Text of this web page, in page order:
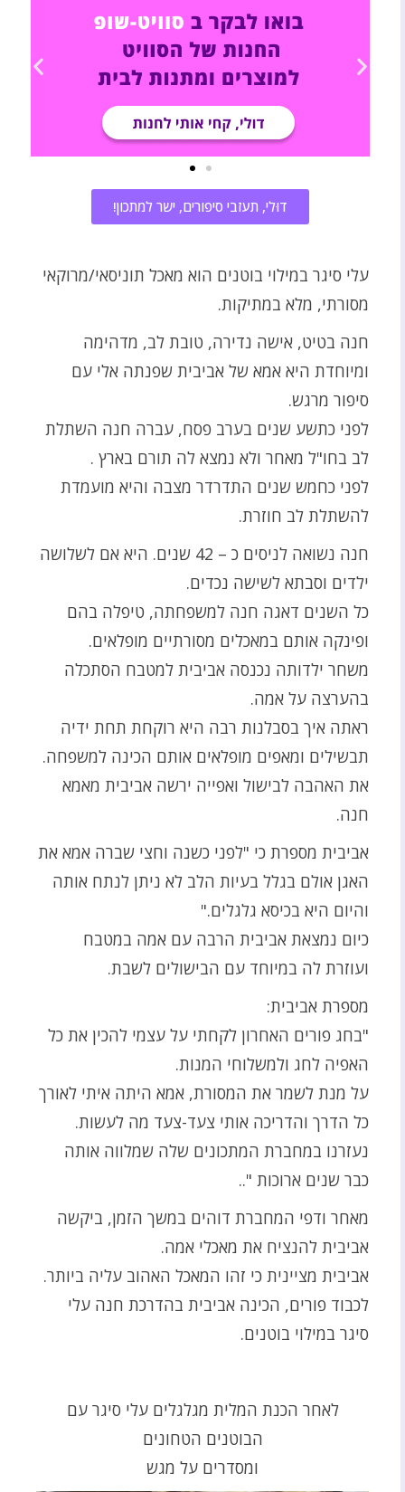
דוּלי, תעזבי סיפורים, ישר למתכון!
עלי סיגר במילוי בוטנים הוא מאכל תוניסאי/מרוקאי
מסורתי, מלא במתיקות.
חנה בטיט, אישה נדירה, טובת לב, מדהימה
ומיוחדת היא אמא של אביבית שפנתה אלי עם
סיפור מרגש.
לפני כתשע שנים בערב פסח, עברה חנה השתלת
לב בחו"ל מאחר ולא נמצא לה תורם בארץ .
לפני כחמש שנים התדרדר מצבה והיא מועמדת
להשתלת לב חוזרת.
חנה נשואה לניסים כ – 42 שנים. היא אם לשלושה
ילדים וסבתא לשישה נכדים.
כל השנים דאגה חנה למשפחתה, טיפלה בהם
ופינקה אותם במאכלים מסורתיים מופלאים.
משחר ילדותה נכנסה אביבית למטבח הסתכלה
בהערצה על אמה.
ראתה איך בסבלנות רבה היא רוקחת תחת ידיה
תבשילים ומאפים מופלאים אותם הכינה למשפחה.
את האהבה לבישול ואפייה ירשה אביבית מאמא
חנה.
אביבית מספרת כי "לפני כשנה וחצי שברה אמא את
האגן אולם בגלל בעיות הלב לא ניתן לנתח אותה
והיום היא בכיסא גלגלים."
כיום נמצאת אביבית הרבה עם אמה במטבח
ועוזרת לה במיוחד עם הבישולים לשבת.
מספרת אביבית:
"בחג פורים האחרון לקחתי על עצמי להכין את כל
האפיה לחג ולמשלוחי המנות.
על מנת לשמר את המסורת, אמא היתה איתי לאורך
כל הדרך והדריכה אותי צעד-צעד מה לעשות.
נעזרנו במחברת המתכונים שלה שמלווה אותה
כבר שנים ארוכות "..
מאחר ודפי המחברת דוהים במשך הזמן, ביקשה
אביבית להנציח את מאכלי אמה.
אביבית מציינית כי זהו המאכל האהוב עליה ביותר.
לכבוד פורים, הכינה אביבית בהדרכת חנה עלי
סיגר במילוי בוטנים.
לאחר הכנת המלית מגלגלים עלי סיגר עם
הבוטנים הטחונים
ומסדרים על מגש